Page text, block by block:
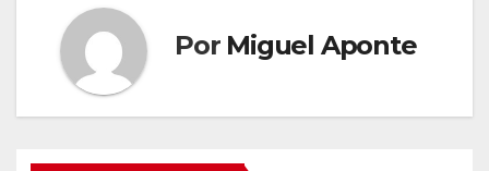
Por Miguel Aponte